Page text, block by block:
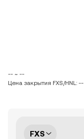
-- ~ --
Цена закрытия FXS/HNL: --
FXS